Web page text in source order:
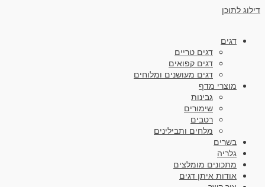
דילוג לתוכן
דגים
דגים טריים
דגים קפואים
דגים מעושנים ומלוחים
מוצרי מדף
גבינות
שימורים
רטבים
מלחים ותבילינים
בשרים
גלריה
מתכונים מומלצים
אודות איתן דגים